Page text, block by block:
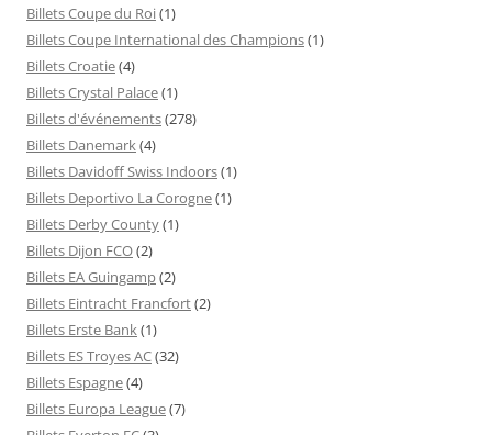
Billets Coupe du Roi(1)
Billets Coupe International des Champions(1)
Billets Croatie(4)
Billets Crystal Palace(1)
Billets d'événements(278)
Billets Danemark(4)
Billets Davidoff Swiss Indoors(1)
Billets Deportivo La Corogne(1)
Billets Derby County(1)
Billets Dijon FCO(2)
Billets EA Guingamp(2)
Billets Eintracht Francfort(2)
Billets Erste Bank(1)
Billets ES Troyes AC(32)
Billets Espagne(4)
Billets Europa League(7)